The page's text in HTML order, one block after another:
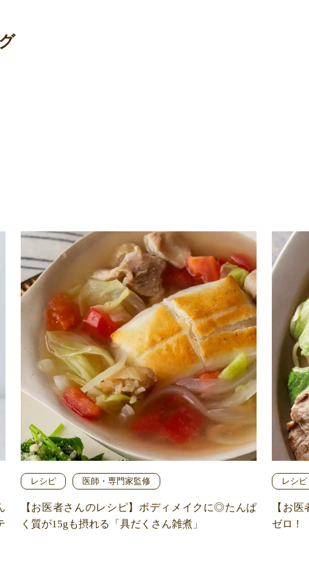
レシピ 医師・専門家監修
【お医者さんのレシピ】ボディメイクに◎たんぱ
く質が15gも摂れる「具だくさん雑煮」
レシピ
【お
ゼロ！